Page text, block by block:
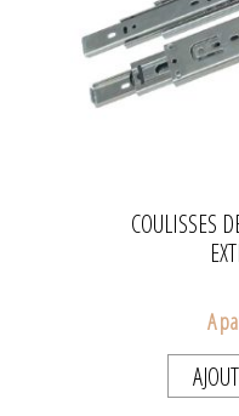
COULISSES
A